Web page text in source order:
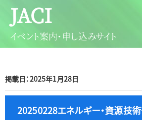
JACI
イベント案内・申し込みサイト
掲載日：2025年1月28日
20250228エネルギー・資源技